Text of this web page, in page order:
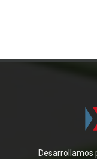
Desarrollamos